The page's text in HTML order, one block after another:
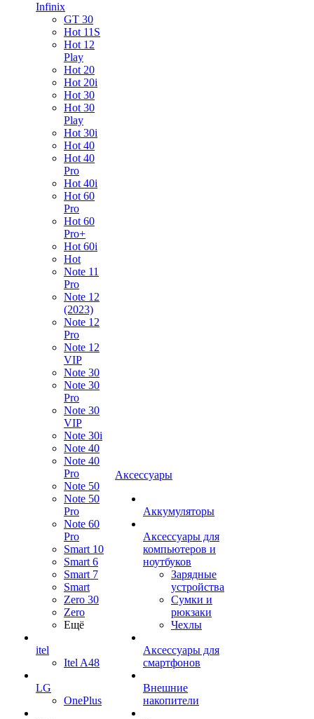
Infinix
GT 30
Hot 11S
Hot 12
Play
Hot 20
Hot 20i
Hot 30
Hot 30
Play
Hot 30i
Hot 40
Hot 40
Pro
Hot 40i
Hot 60
Pro
Hot 60
Pro+
Hot 60i
Hot
Note 11
Pro
Note 12
(2023)
Note 12
Pro
Note 12
VIP
Note 30
Note 30
Pro
Note 30
VIP
Note 30i
Note 40
Note 40
Pro
Note 50
Note 50
Pro
Note 60
Pro
Smart 10
Smart 6
Smart 7
Smart
Zero 30
Zero
Ещё
itel
Itel A48
LG
OnePlus
Аксессуары
Аккумуляторы
Аксессуары для
компьютеров и
ноутбуков
Зарядные
устройства
Сумки и
рюкзаки
Чехлы
Аксессуары для
смартфонов
Внешние
накопители